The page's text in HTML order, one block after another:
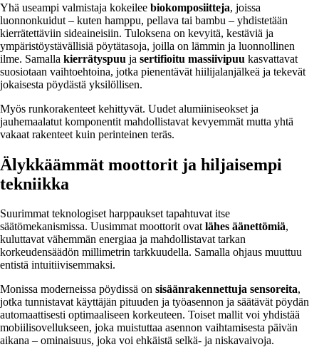
Yhä useampi valmistaja kokeilee biokomposiitteja, joissa
luonnonkuidut – kuten hamppu, pellava tai bambu – yhdistetään
kierrätettäviin sideaineisiin. Tuloksena on kevyitä, kestäviä ja
ympäristöystävällisiä pöytätasoja, joilla on lämmin ja luonnollinen
ilme. Samalla kierrätyspuu ja sertifioitu massiivipuu kasvattavat
suosiotaan vaihtoehtoina, jotka pienentävät hiilijalanjälkeä ja tekevät
jokaisesta pöydästä yksilöllisen.
Myös runkorakenteet kehittyvät. Uudet alumiiniseokset ja
jauhemaalatut komponentit mahdollistavat kevyemmät mutta yhtä
vakaat rakenteet kuin perinteinen teräs.
Älykkäämmät moottorit ja hiljaisempi
tekniikka
Suurimmat teknologiset harppaukset tapahtuvat itse
säätömekanismissa. Uusimmat moottorit ovatlähes äänettömiä,
kuluttavat vähemmän energiaa ja mahdollistavat tarkan
korkeudensäädön millimetrin tarkkuudella. Samalla ohjaus muuttuu
entistä intuitiivisemmaksi.
Monissa moderneissa pöydissä on sisäänrakennettuja sensoreita,
jotka tunnistavat käyttäjän pituuden ja työasennon ja säätävät pöydän
automaattisesti optimaaliseen korkeuteen. Toiset mallit voi yhdistää
mobiilisovellukseen, joka muistuttaa asennon vaihtamisesta päivän
aikana – ominaisuus, joka voi ehkäistä selkä- ja niskavaivoja.